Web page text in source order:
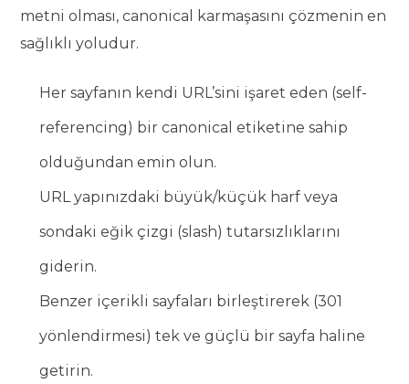
metni olması, canonical karmaşasını çözmenin en
sağlıklı yoludur.
Her sayfanın kendi URL’sini işaret eden (self-
referencing) bir canonical etiketine sahip
olduğundan emin olun.
URL yapınızdaki büyük/küçük harf veya
sondaki eğik çizgi (slash) tutarsızlıklarını
giderin.
Benzer içerikli sayfaları birleştirerek (301
yönlendirmesi) tek ve güçlü bir sayfa haline
getirin.